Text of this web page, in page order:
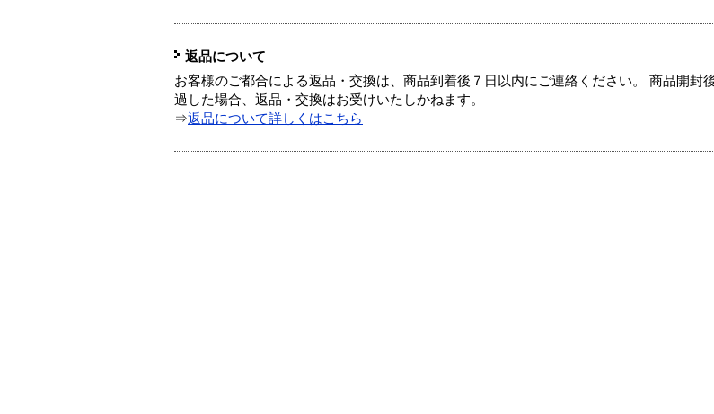
返品について
お客様のご都合による返品・交換は、商品到着後７日以内にご連絡ください。 商品開封
過した場合、返品・交換はお受けいたしかねます。
⇒返品について詳しくはこちら